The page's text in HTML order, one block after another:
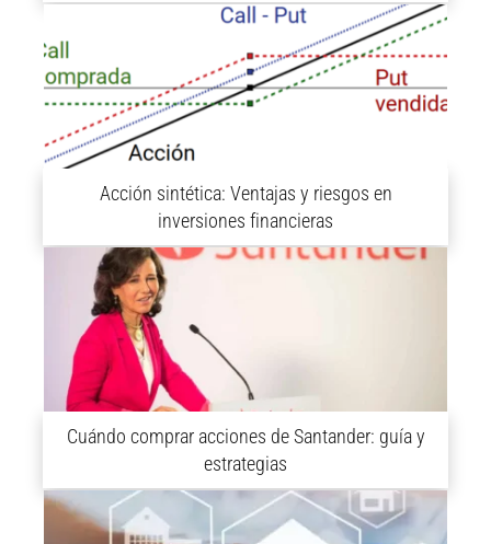
Acción sintética: Ventajas y riesgos en
inversiones financieras
Cuándo comprar acciones de Santander: guía y
estrategias